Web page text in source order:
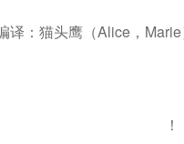
译：猫头鹰（Alice，